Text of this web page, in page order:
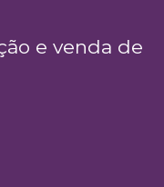
e venda de